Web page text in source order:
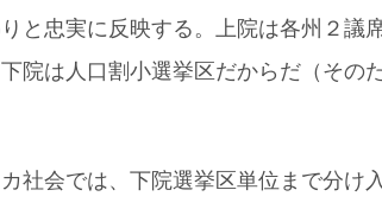
と忠実に反映する。上院は各州２議
院は人口割小選挙区だからだ（その
社会では、下院選挙区単位まで分け